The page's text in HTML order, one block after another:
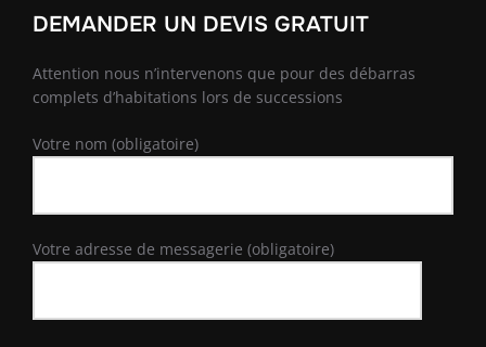
DEMANDER UN DEVIS GRATUIT
Attention nous n’intervenons que pour des débarras
complets d’habitations lors de successions
Votre nom (obligatoire)
Votre adresse de messagerie (obligatoire)